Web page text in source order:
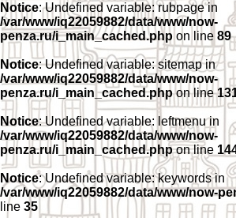
Notice: Undefined variable: rubpage in
/var/www/iq22059882/data/www/now-
penza.ru/i_main_cached.php on line 89
Notice: Undefined variable: sitemap in
/var/www/iq22059882/data/www/now-
penza.ru/i_main_cached.phpon line
Notice: Undefined variable: leftmenu in
/var/www/iq22059882/data/www/now-
penza.ru/i_main_cached.phpon line
Notice: Undefined variable: keywords in
/var/www/iq22059882/data/www/now-
line 35